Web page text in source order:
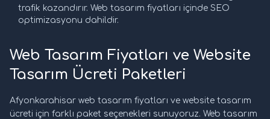
trafik kazandırır. Web tasarım fiyatları içinde SEO
optimizasyonu dahildir.
Web Tasarım Fiyatları ve Website
Tasarım Ücreti Paketleri
Afyonkarahisar web tasarım fiyatları ve website tasarım
ücreti için farklı paket seçenekleri sunuyoruz. Web tasarım